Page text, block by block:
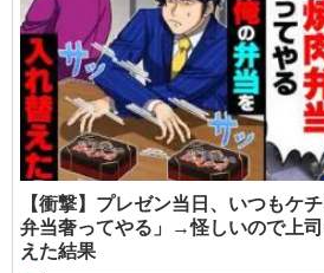
【衝撃】プレゼン当日、いつもケ
弁当奢ってやる」→怪しいので上
えた結果